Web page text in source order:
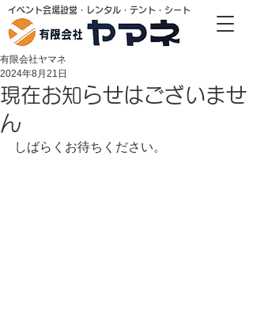
​イベント会場設営・レンタル・テント・シート
現在お知らせはございませ
ん
有限会社ヤマネ
2024年8月21日
しばらくお待ちください。